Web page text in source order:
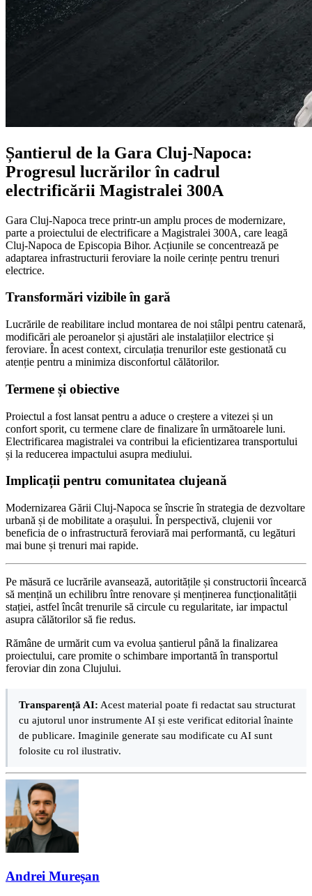
Șantierul de la Gara Cluj-Napoca:
Progresul lucrărilor în cadrul
electrificării Magistralei 300A
Gara Cluj-Napoca trece printr-un amplu proces de modernizare,
parte a proiectului de electrificare a Magistralei 300A, care leagă
Cluj-Napoca de Episcopia Bihor. Acțiunile se concentrează pe
adaptarea infrastructurii feroviare la noile cerințe pentru trenuri
electrice.
Transformări vizibile în gară
Lucrările de reabilitare includ montarea de noi stâlpi pentru catenară,
modificări ale peroanelor și ajustări ale instalațiilor electrice și
feroviare. În acest context, circulația trenurilor este gestionată cu
atenție pentru a minimiza disconfortul călătorilor.
Termene și obiective
Proiectul a fost lansat pentru a aduce o creștere a vitezei și un
confort sporit, cu termene clare de finalizare în următoarele luni.
Electrificarea magistralei va contribui la eficientizarea transportului
și la reducerea impactului asupra mediului.
Implicații pentru comunitatea clujeană
Modernizarea Gării Cluj-Napoca se înscrie în strategia de dezvoltare
urbană și de mobilitate a orașului. În perspectivă, clujenii vor
beneficia de o infrastructură feroviară mai performantă, cu legături
mai bune și trenuri mai rapide.
Pe măsură ce lucrările avansează, autoritățile și constructorii încearcă
să mențină un echilibru între renovare și menținerea funcționalității
stației, astfel încât trenurile să circule cu regularitate, iar impactul
asupra călătorilor să fie redus.
Rămâne de urmărit cum va evolua șantierul până la finalizarea
proiectului, care promite o schimbare importantă în transportul
feroviar din zona Clujului.
Transparență AI: Acest material poate fi redactat sau structurat
cu ajutorul unor instrumente AI și este verificat editorial înainte
de publicare. Imaginile generate sau modificate cu AI sunt
folosite cu rol ilustrativ.
Andrei Mureșan